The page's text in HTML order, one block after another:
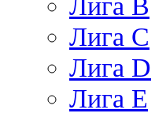
Лига С
Лига D
Лига Е